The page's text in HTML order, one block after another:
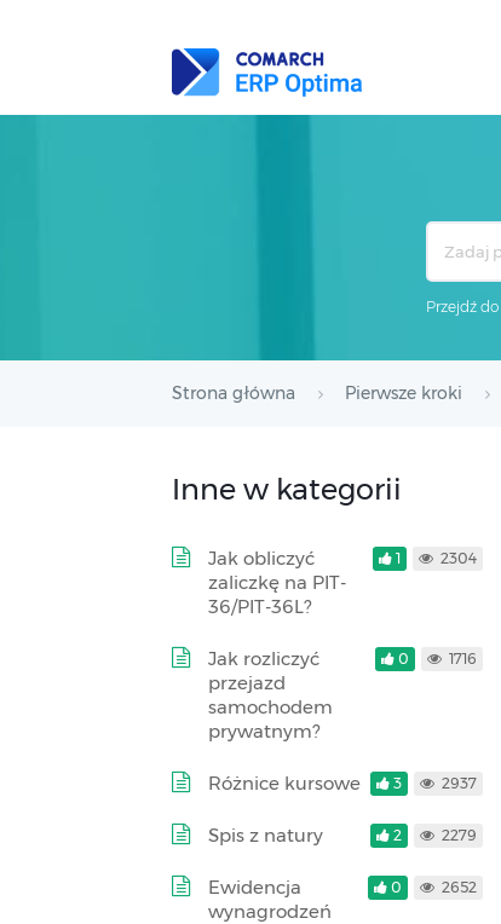
Przejdź do
Strona główna Pierwsze kroki
Inne w kategorii
Jak obliczyć
zaliczkę na PIT-
36/PIT-36L?
1 2304
Jak rozliczyć
przejazd
samochodem
prywatnym?
0 1716
Różnice kursowe 3 2937
Spis z natury 2 2279
Ewidencja
wynagrodzeń
0 2652